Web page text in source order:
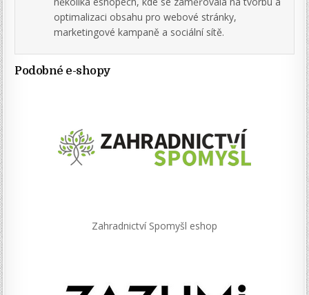
optimalizaci obsahu pro webové stránky,
marketingové kampaně a sociální sítě.
Podobné e-shopy
Zahradnictví Spomyšl eshop